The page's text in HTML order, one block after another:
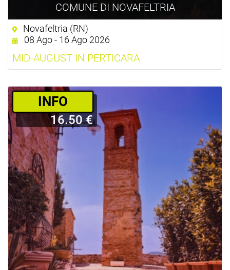
COMUNE DI NOVAFELTRIA
Novafeltria (RN)
08 Ago - 16 Ago 2026
MID-AUGUST IN PERTICARA
­INFO
16.50 €